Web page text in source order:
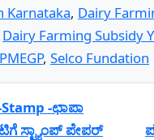
Karnataka, Dairy
Dairy Farming Subsidy
PMEGP, Selco Fundation
-ಛಾಪಾ
ಸ್ಟ್ಯಾಂಪ್ ಪೇಪರ್